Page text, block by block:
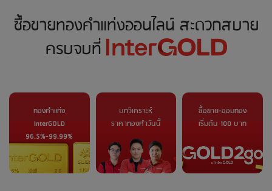
ซื้อขายทองคำแท่งออนไลน์ สะดวกสบาย
ครบจบที่
ทองคำแท่ง
InterGOLD
96.5%-99.99%
บทวิเคราะห์
ราคาทองคำวันนี้
ซื้อขาย-ออมทอง
เริ่มต้น 100 บาท